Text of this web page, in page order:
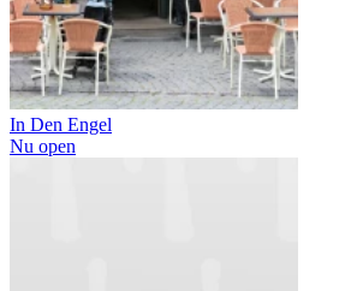
In Den Engel
Nu open